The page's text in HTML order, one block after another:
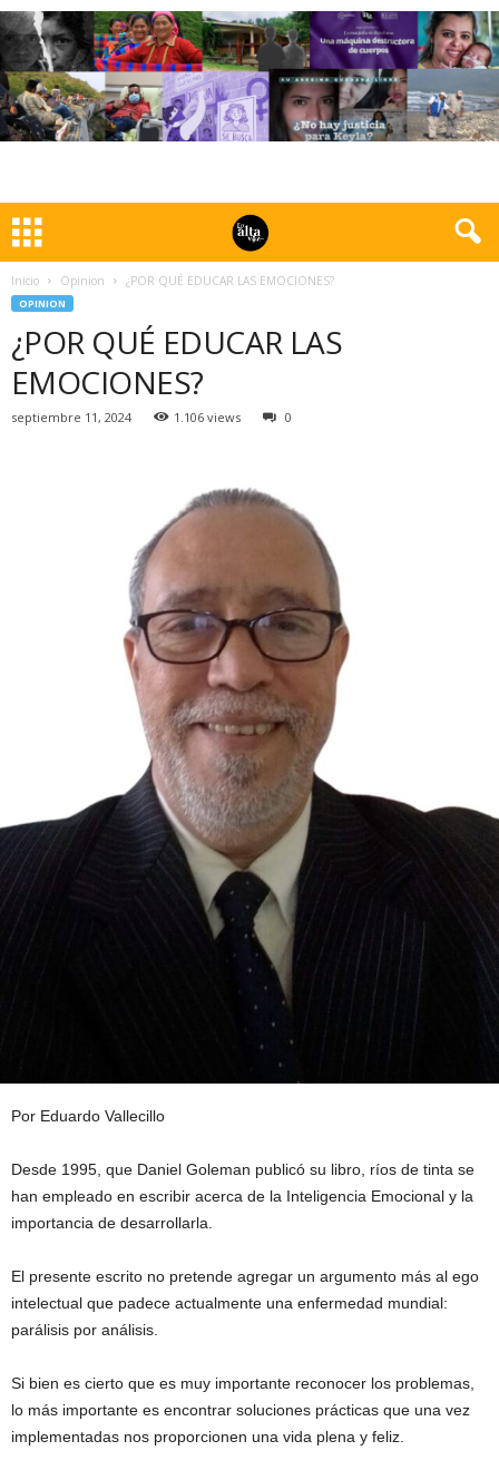
Inicio Opinion ¿POR QUÉ EDUCAR LAS EMOCIONES?
OPINION
¿POR QUÉ EDUCAR LAS
EMOCIONES?
septiembre 11, 2024 1.106 views 0
Por Eduardo Vallecillo
Desde 1995, que Daniel Goleman publicó su libro, ríos de tinta se
han empleado en escribir acerca de la Inteligencia Emocional y la
importancia de desarrollarla.
El presente escrito no pretende agregar un argumento más al ego
intelectual que padece actualmente una enfermedad mundial:
parálisis por análisis.
Si bien es cierto que es muy importante reconocer los problemas,
lo más importante es encontrar soluciones prácticas que una vez
implementadas nos proporcionen una vida plena y feliz.